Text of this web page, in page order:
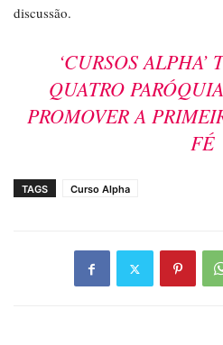
discussão.
‘CURSOS
QUATRO
PROMOVER A
FÉ
TAGS Curso Alpha